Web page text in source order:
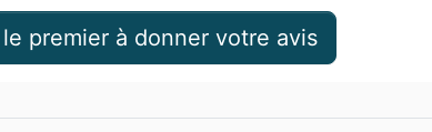
premier à donner votre avis